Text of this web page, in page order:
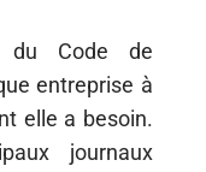
du Code de
entreprise à
elle a besoin.
journaux